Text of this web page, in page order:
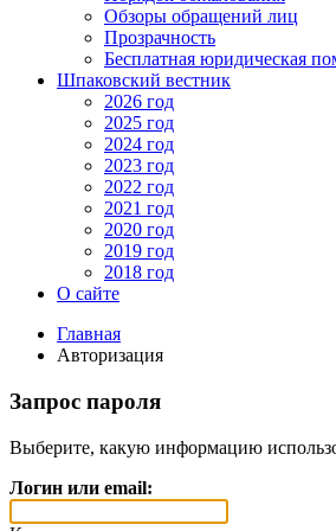
Обзоры обращений лиц
Прозрачность
Бесплатная юридическая
Шпаковский вестник
2026 год
2025 год
2024 год
2023 год
2022 год
2021 год
2020 год
2019 год
2018 год
О сайте
Главная
Авторизация
Запрос пароля
Выберите, какую информацию
Логин или email: